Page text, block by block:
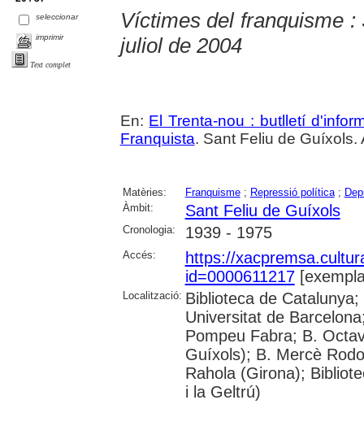
seleccionar
imprimir
Text complet
Víctimes del franquisme
juliol de 2004
En: El Trenta-nou : butlletí
Franquista. Sant Feliu de Guíxols.
Matèries: Franquisme; Repressió política;
Àmbit:
Sant Feliu de Guíxols
Cronologia: 1939 - 1975
Accés:
https://
id=0000611217
Localització: Biblioteca de
Universitat de
Pompeu Fabra; B.
Guíxols); B. Mercè
Rahola (Girona);
i la Geltrú)